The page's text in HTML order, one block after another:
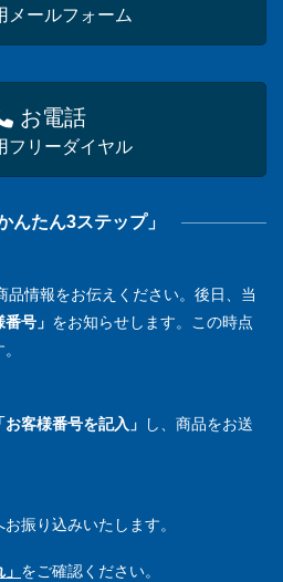
メールフォーム
お電話
フリーダイヤル
んたん3ステップ」
品情報をお伝えください。後日、当
番号」 をお知らせします。この時点
「お客様番号を記入」
し、商品をお送
振り込みいたします。
をご確認ください。